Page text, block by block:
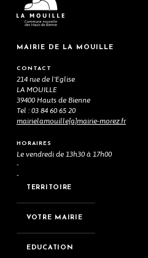
MAIRIE DE LA MOUILLE
CONTACT
214 rue de l'Eglise
LA MOUILLE
39400 Hauts de Bienne
Tel : 03 84 60 65 20
mairielamouille[a]mairie-morez.fr
HORAIRES
Le vendredi de 13h30 à 17h00
-
-
TERRITOIRE
VOTRE MAIRIE
EDUCATION